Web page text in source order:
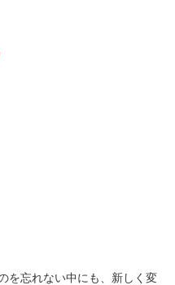
を忘れない中にも、新しく変